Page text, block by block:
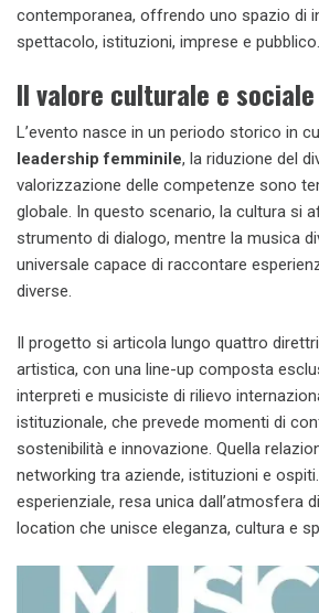
contemporanea, offrendo uno spazio di
spettacolo, istituzioni, imprese e pubblico.
Il valore culturale e
L’evento nasce in un periodo storico in
leadership femminile, la riduzione del
valorizzazione delle competenze sono
globale. In questo scenario, la cultura si
strumento di dialogo, mentre la musica
universale capace di raccontare
diverse.
Il progetto si articola lungo quattro
artistica, con una line-up composta
interpreti e musiciste di rilievo
istituzionale, che prevede momenti di
sostenibilità e innovazione. Quella
networking tra aziende, istituzioni e
esperienziale, resa unica dall’atmosfera di
location che unisce eleganza, cultura e